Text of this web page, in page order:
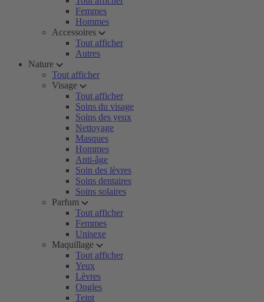
Femmes
Hommes
Accessoires
Tout afficher
Autres
Nature
Tout afficher
Visage
Tout afficher
Soins du visage
Soins des yeux
Nettoyage
Masques
Hommes
Anti-âge
Soin des lèvres
Soins dentaires
Soins solaires
Parfum
Tout afficher
Femmes
Unisexe
Maquillage
Tout afficher
Yeux
Lèvres
Ongles
Teint